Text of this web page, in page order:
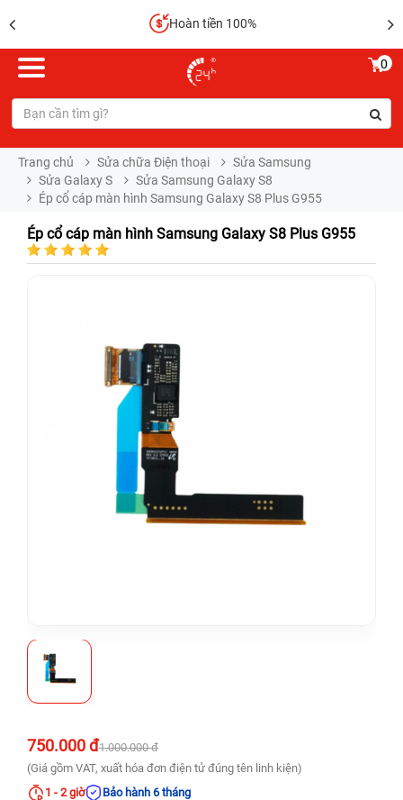
Hoàn tiền 100%
0
Trang chủ Sửa chữa Điện thoại
Sửa Samsung
Sửa Galaxy S
Sửa Samsung Galaxy S8
Ép cổ cáp màn hình Samsung Galaxy S8 Plus G955
Ép cổ cáp màn hình Samsung Galaxy S8 Plus G955
750.000 đ1.000.000 đ
(Giá gồm VAT, xuất hóa đơn điện tử đúng tên linh kiện)
1 - 2 giờ
Bảo hành 6 tháng